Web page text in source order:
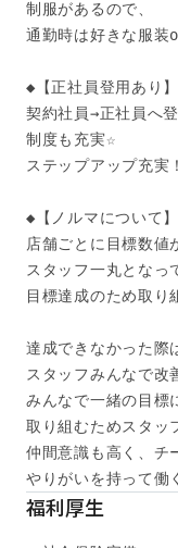
制服があるので、
通勤時は好きな服装
◆【正社員登用あり】
契約社員→正社員へ
制度も充実☆
ステップアップ充実！
◆【ノルマについて】
店舗ごとに目標数値
スタッフ一丸となっ
目標達成のため取り
達成できなかった際
スタッフみんなで改
みんなで一緒の目標
取り組むためスタッ
仲間意識も高く、チ
やりがいを持って働
福利厚生